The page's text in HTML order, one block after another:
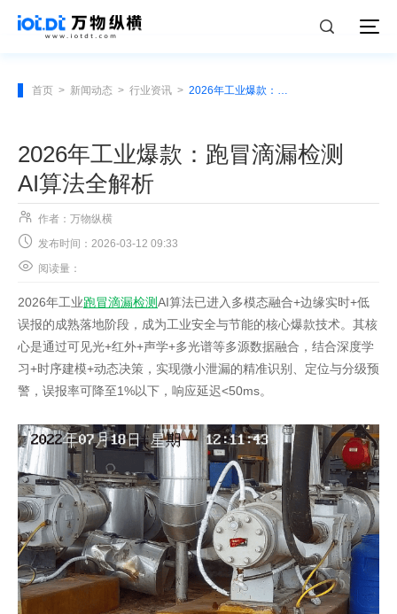
首页 > 新闻动态 > 行业资讯 > 2026年工业爆款：跑冒滴漏检测 AI算法全解析
2026年工业爆款：跑冒滴漏检测
AI算法全解析
 作者：万物纵横
 发布时间：2026-03-12 09:33
 阅读量：
2026年工业跑冒滴漏检测AI算法已进入多模态融合+边缘实时+低
误报的成熟落地阶段，成为工业安全与节能的核心爆款技术。其核
心是通过可见光+红外+声学+多光谱等多源数据融合，结合深度学
习+时序建模+动态决策，实现微小泄漏的精准识别、定位与分级预
警，误报率可降至1%以下，响应延迟<50ms。